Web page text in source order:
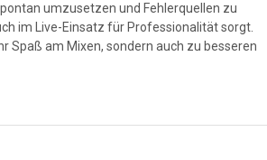
umzusetzen und Fehlerquellen zu
im Live-Einsatz für Professionalität sorgt.
Spaß am Mixen, sondern auch zu besseren